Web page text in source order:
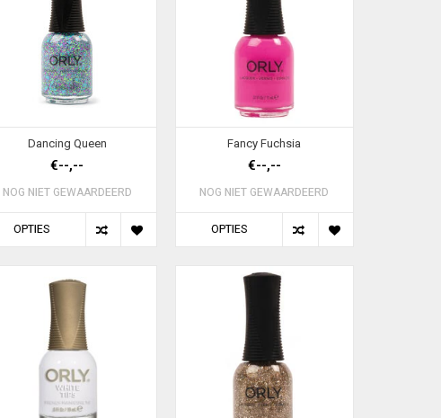
Dancing Queen
€--,--
NOG NIET GEWAARDEERD
OPTIES
Fancy Fuchsia
€--,--
NOG NIET GEWAARDEERD
OPTIES